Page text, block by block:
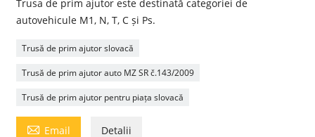
Trusa de prim ajutor este destinată categoriei de
autovehicule M1, N, T, C și Ps.
Trusă de prim ajutor slovacă
Trusă de prim ajutor auto MZ SR č.143/2009
Trusă de prim ajutor pentru piața slovacă
 Email Detalii